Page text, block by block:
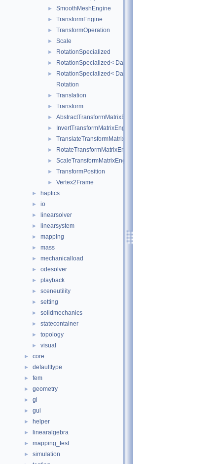
► SmoothMeshEngine
► TransformEngine
► TransformOperation
► Scale
► RotationSpecialized
► RotationSpecialized< DataTypes, 2, false >
►
RotationSpecialized< DataTypes, 3, false >
Rotation
► Translation
► Transform
► AbstractTransformMatrixEngine
► InvertTransformMatrixEngine
► TranslateTransformMatrixEngine
► RotateTransformMatrixEngine
► ScaleTransformMatrixEngine
► TransformPosition
► Vertex2Frame
► haptics
► io
► linearsolver
► linearsystem
► mapping
► mass
► mechanicalload
► odesolver
► playback
► sceneutility
► setting
► solidmechanics
► statecontainer
► topology
► visual
► core
► defaulttype
► fem
► geometry
► gl
► gui
► helper
► linearalgebra
► mapping_test
► simulation